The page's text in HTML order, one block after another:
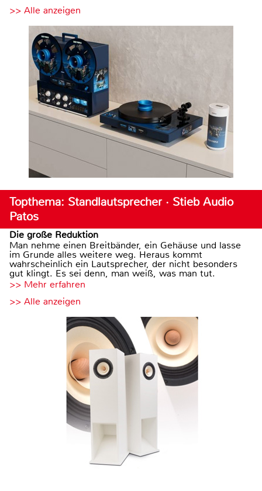
>> Alle anzeigen
Topthema: Standlautsprecher · Stieb Audio
Patos
Die große Reduktion
Man nehme einen Breitbänder, ein Gehäuse und lasse
im Grunde alles weitere weg. Heraus kommt
wahrscheinlich ein Lautsprecher, der nicht besonders
gut klingt. Es sei denn, man weiß, was man tut.
>> Mehr erfahren
>> Alle anzeigen